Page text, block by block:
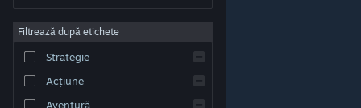
© Valve Corporation. Toate drepturile rezervate. Toate
respectivi în SUA și celelalte țări.
Acordul Steam pentru abonați
Cookie-uri
Filtrează după etichete
Strategie
Acțiune
Aventură